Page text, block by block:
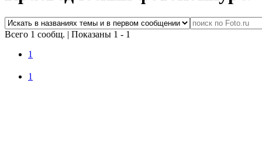
Всего 1 сообщ. | Показаны 1 - 1
1
1